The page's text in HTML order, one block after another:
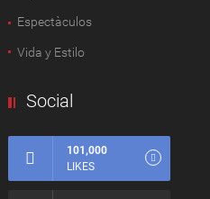
Espectàculos
Vida y Estilo
Social
101,000
LIKES